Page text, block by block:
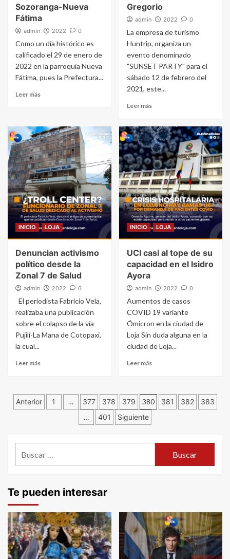
Sozoranga-Nueva
Fátima
admin 2022 0
Como un día histórico es
calificado el 29 de enero de
2022 en la parroquia Nueva
Fátima, pues la Prefectura...
Leer más
Gregorio
admin 2022 0
La empresa de turismo
Huntrip, organiza un
evento denominado
"SUNSET PARTY" para el
sábado 12 de febrero del
2021, este...
Leer más
INICIO LOJA
Denuncian activismo
político desde la
Zonal 7 de Salud
admin 2022 0
El periodista Fabricio Vela,
realizaba una publicación
sobre el colapso de la vía
Pujilí-La Mana de Cotopaxi,
la cual...
Leer más
INICIO LOJA
UCI casi al tope de su
capacidad en el Isidro
Ayora
admin 2022 0
Aumentos de casos
COVID 19 variante
Ómicron en la ciudad de
Loja Sin duda alguna en la
ciudad de Loja...
Leer más
Navegación
entradas
Anterior 1 … 377 378 379 380 381 382
383
…
401 Siguiente
Te pueden interesar